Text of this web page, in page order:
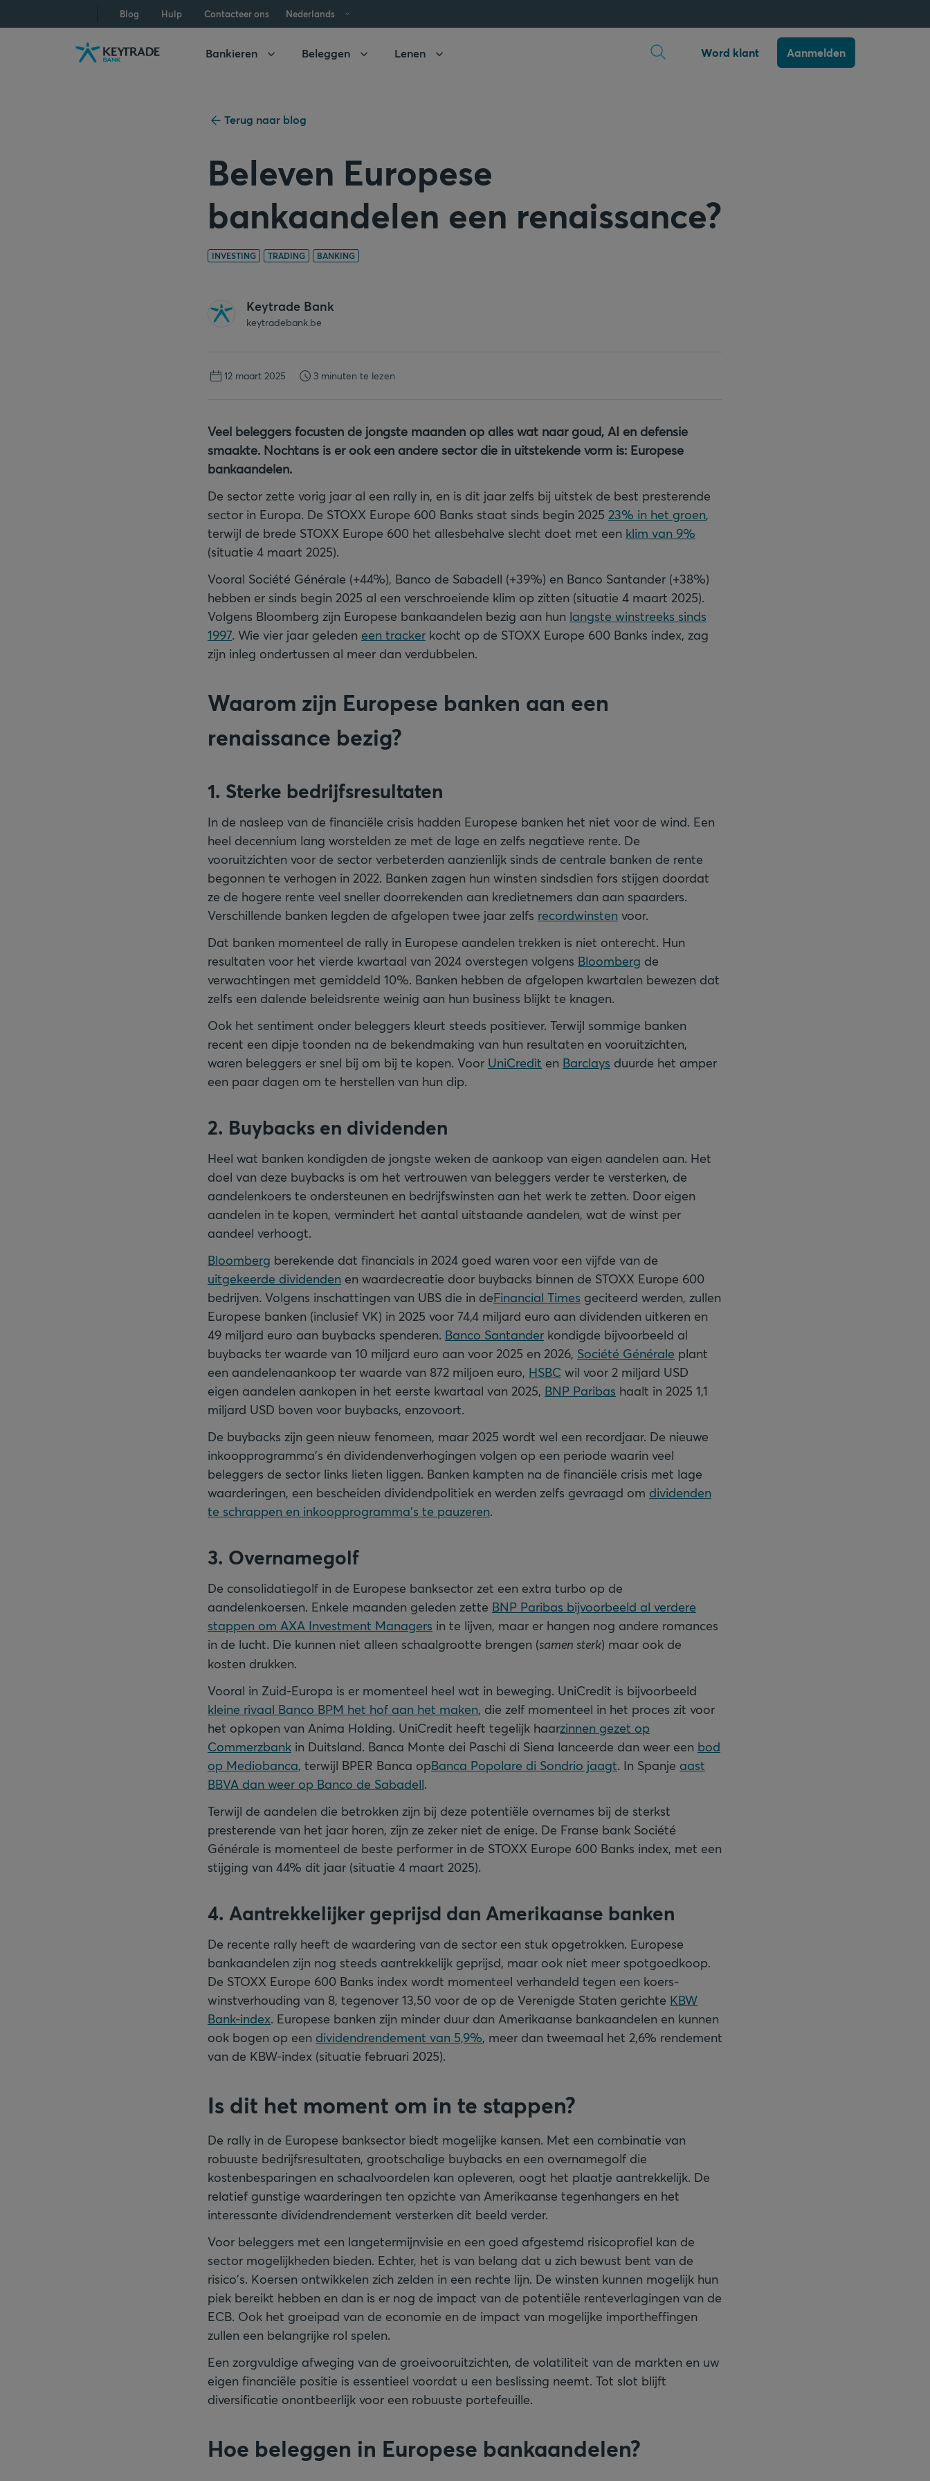
navigatie
aanmelden
inhoud
Blog Hulp Contacteer ons Nederlands
Bankieren Beleggen Lenen Word klant Aanmelden
Terug naar blog
Beleven Europese
bankaandelen een renaissance?
INVESTING TRADING BANKING
Keytrade Bank
keytradebank.be
12 maart 2025 3 minuten te lezen
Veel beleggers focusten de jongste maanden op alles wat naar goud, AI en defensie
smaakte. Nochtans is er ook een andere sector die in uitstekende vorm is: Europese
bankaandelen.
De sector zette vorig jaar al een rally in, en is dit jaar zelfs bij uitstek de best presterende
sector in Europa. De STOXX Europe 600 Banks staat sinds begin 2025 23% in het groen,
terwijl de brede STOXX Europe 600 het allesbehalve slecht doet met een klim van 9%
(situatie 4 maart 2025).
Vooral Société Générale (+44%), Banco de Sabadell (+39%) en Banco Santander (+38%)
hebben er sinds begin 2025 al een verschroeiende klim op zitten (situatie 4 maart 2025).
Volgens Bloomberg zijn Europese bankaandelen bezig aan hun langste winstreeks sinds
1997. Wie vier jaar geleden een tracker kocht op de STOXX Europe 600 Banks index, zag
zijn inleg ondertussen al meer dan verdubbelen.
Waarom zijn Europese banken aan een
renaissance bezig?
1. Sterke bedrijfsresultaten
In de nasleep van de financiële crisis hadden Europese banken het niet voor de wind. Een
heel decennium lang worstelden ze met de lage en zelfs negatieve rente. De
vooruitzichten voor de sector verbeterden aanzienlijk sinds de centrale banken de rente
begonnen te verhogen in 2022. Banken zagen hun winsten sindsdien fors stijgen doordat
ze de hogere rente veel sneller doorrekenden aan kredietnemers dan aan spaarders.
Verschillende banken legden de afgelopen twee jaar zelfs recordwinsten voor.
Dat banken momenteel de rally in Europese aandelen trekken is niet onterecht. Hun
resultaten voor het vierde kwartaal van 2024 overstegen volgens Bloomberg de
verwachtingen met gemiddeld 10%. Banken hebben de afgelopen kwartalen bewezen dat
zelfs een dalende beleidsrente weinig aan hun business blijkt te knagen.
Ook het sentiment onder beleggers kleurt steeds positiever. Terwijl sommige banken
recent een dipje toonden na de bekendmaking van hun resultaten en vooruitzichten,
waren beleggers er snel bij om bij te kopen. Voor UniCredit en Barclays duurde het amper
een paar dagen om te herstellen van hun dip.
2. Buybacks en dividenden
Heel wat banken kondigden de jongste weken de aankoop van eigen aandelen aan. Het
doel van deze buybacks is om het vertrouwen van beleggers verder te versterken, de
aandelenkoers te ondersteunen en bedrijfswinsten aan het werk te zetten. Door eigen
aandelen in te kopen, vermindert het aantal uitstaande aandelen, wat de winst per
aandeel verhoogt.
Bloomberg berekende dat financials in 2024 goed waren voor een vijfde van de
uitgekeerde dividenden en waardecreatie door buybacks binnen de STOXX Europe 600
bedrijven. Volgens inschattingen van UBS die in deFinancial Times geciteerd werden, zullen
Europese banken (inclusief VK) in 2025 voor 74,4 miljard euro aan dividenden uitkeren en
49 miljard euro aan buybacks spenderen. Banco Santander kondigde bijvoorbeeld al
buybacks ter waarde van 10 miljard euro aan voor 2025 en 2026, Société Générale plant
een aandelenaankoop ter waarde van 872 miljoen euro, HSBC wil voor 2 miljard USD
eigen aandelen aankopen in het eerste kwartaal van 2025, BNP Paribas haalt in 2025 1,1
miljard USD boven voor buybacks, enzovoort.
De buybacks zijn geen nieuw fenomeen, maar 2025 wordt wel een recordjaar. De nieuwe
inkoopprogramma’s én dividendenverhogingen volgen op een periode waarin veel
beleggers de sector links lieten liggen. Banken kampten na de financiële crisis met lage
waarderingen, een bescheiden dividendpolitiek en werden zelfs gevraagd om dividenden
te schrappen en inkoopprogramma's te pauzeren.
3. Overnamegolf
De consolidatiegolf in de Europese banksector zet een extra turbo op de
aandelenkoersen. Enkele maanden geleden zette BNP Paribas bijvoorbeeld al verdere
stappen om AXA Investment Managers in te lijven, maar er hangen nog andere romances
in de lucht. Die kunnen niet alleen schaalgrootte brengen (samen sterk) maar ook de
kosten drukken.
Vooral in Zuid-Europa is er momenteel heel wat in beweging. UniCredit is bijvoorbeeld
kleine rivaal Banco BPM het hof aan het maken, die zelf momenteel in het proces zit voor
het opkopen van Anima Holding. UniCredit heeft tegelijk haarzinnen gezet op
Commerzbank in Duitsland. Banca Monte dei Paschi di Siena lanceerde dan weer een bod
op Mediobanca, terwijl BPER Banca opBanca Popolare di Sondrio jaagt. In Spanje aast
BBVA dan weer op Banco de Sabadell.
Terwijl de aandelen die betrokken zijn bij deze potentiële overnames bij de sterkst
presterende van het jaar horen, zijn ze zeker niet de enige. De Franse bank Société
Générale is momenteel de beste performer in de STOXX Europe 600 Banks index, met een
stijging van 44% dit jaar (situatie 4 maart 2025).
4. Aantrekkelijker geprijsd dan Amerikaanse banken
De recente rally heeft de waardering van de sector een stuk opgetrokken. Europese
bankaandelen zijn nog steeds aantrekkelijk geprijsd, maar ook niet meer spotgoedkoop.
De STOXX Europe 600 Banks index wordt momenteel verhandeld tegen een koers-
winstverhouding van 8, tegenover 13,50 voor de op de Verenigde Staten gerichte KBW
Bank-index. Europese banken zijn minder duur dan Amerikaanse bankaandelen en kunnen
ook bogen op een dividendrendement van 5,9%, meer dan tweemaal het 2,6% rendement
van de KBW-index (situatie februari 2025).
Is dit het moment om in te stappen?
De rally in de Europese banksector biedt mogelijke kansen. Met een combinatie van
robuuste bedrijfsresultaten, grootschalige buybacks en een overnamegolf die
kostenbesparingen en schaalvoordelen kan opleveren, oogt het plaatje aantrekkelijk. De
relatief gunstige waarderingen ten opzichte van Amerikaanse tegenhangers en het
interessante dividendrendement versterken dit beeld verder.
Voor beleggers met een langetermijnvisie en een goed afgestemd risicoprofiel kan de
sector mogelijkheden bieden. Echter, het is van belang dat u zich bewust bent van de
risico's. Koersen ontwikkelen zich zelden in een rechte lijn. De winsten kunnen mogelijk hun
piek bereikt hebben en dan is er nog de impact van de potentiële renteverlagingen van de
ECB. Ook het groeipad van de economie en de impact van mogelijke importheffingen
zullen een belangrijke rol spelen.
Een zorgvuldige afweging van de groeivooruitzichten, de volatiliteit van de markten en uw
eigen financiële positie is essentieel voordat u een beslissing neemt. Tot slot blijft
diversificatie onontbeerlijk voor een robuuste portefeuille.
Hoe beleggen in Europese bankaandelen?